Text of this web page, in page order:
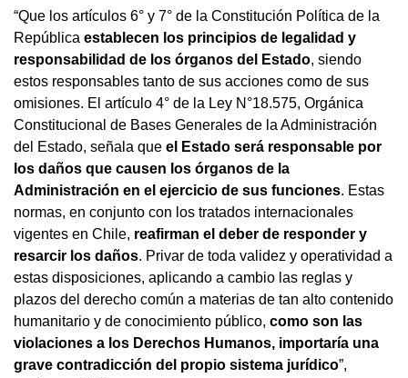
“Que los artículos 6° y 7° de la Constitución Política de la
República establecen los principios de legalidad y
responsabilidad de los órganos del Estado, siendo
estos responsables tanto de sus acciones como de sus
omisiones. El artículo 4° de la Ley N°18.575, Orgánica
Constitucional de Bases Generales de la Administración
del Estado, señala que el Estado será responsable por
los daños que causen los órganos de la
Administración en el ejercicio de sus funciones. Estas
normas, en conjunto con los tratados internacionales
vigentes en Chile, reafirman el deber de responder y
resarcir los daños. Privar de toda validez y operatividad a
estas disposiciones, aplicando a cambio las reglas y
plazos del derecho común a materias de tan alto contenido
humanitario y de conocimiento público, como son las
violaciones a los Derechos Humanos, importaría una
grave contradicción del propio sistema jurídico”,